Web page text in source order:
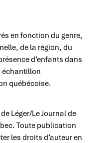
en fonction du genre,
de la région, du
d’enfants dans
échantillon
québécoise.
Léger/Le Journal de
Toute publication
les droits d’auteur en